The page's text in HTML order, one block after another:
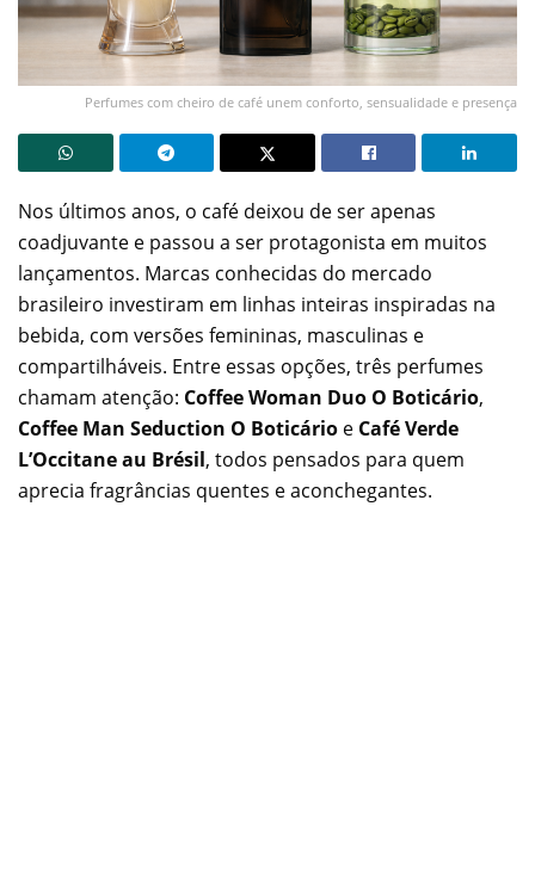
Perfumes com cheiro de café unem conforto, sensualidade e presença
Nos últimos anos, o café deixou de ser apenas
coadjuvante e passou a ser protagonista em muitos
lançamentos. Marcas conhecidas do mercado
brasileiro investiram em linhas inteiras inspiradas na
bebida, com versões femininas, masculinas e
compartilháveis. Entre essas opções, três perfumes
chamam atenção: Coffee Woman Duo O Boticário,
Coffee Man Seduction O Boticário e Café Verde
L’Occitane au Brésil, todos pensados para quem
aprecia fragrâncias quentes e aconchegantes.